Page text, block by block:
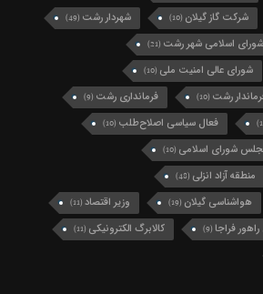
شرکت گاز گیلان (10) شهردار رشت (49)
شورای اسلامی شهر رشت (21)
شورای عالی امنیت ملی (10)
رشت (10) فرمانداری رشت (9)
فعال سیاسی اصلاح‌طلب (10)
شورای اسلامی (10)
منطقه آزاد انزلی (48)
هواشناسی گیلان (19) وزیر اقتصاد(11)
فراجا (9) کالابرگ الکترونیکی (11)